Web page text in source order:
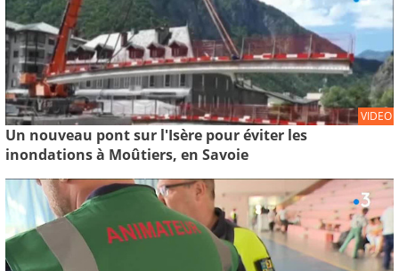
VIDEO
Un nouveau pont sur l'Isère pour éviter les
inondations à Moûtiers, en Savoie